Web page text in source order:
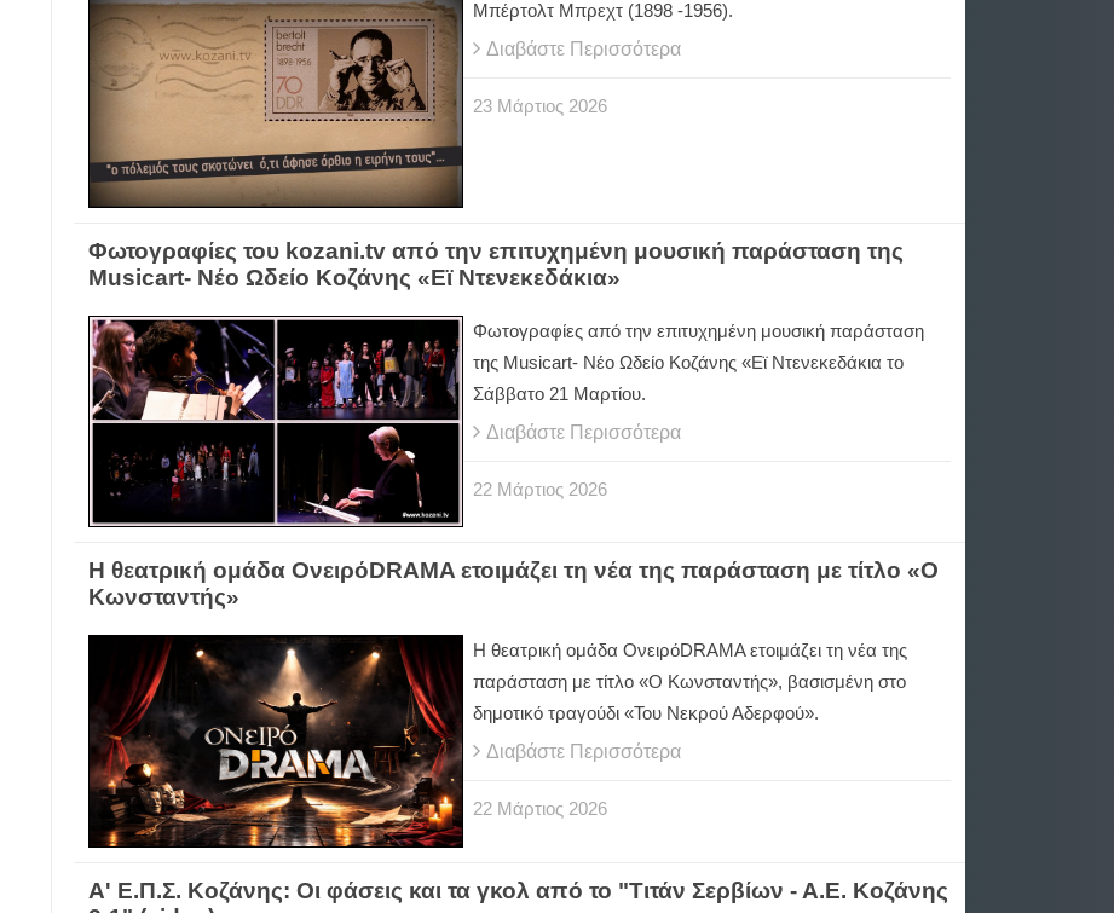
Μπέρτολτ Μπρεχτ (1898 -1956).
Διαβάστε Περισσότερα
23 Μάρτιος 2026
Φωτογραφίες του kozani.tv από την επιτυχημένη μουσική παράσταση της
Musicart- Νέο Ωδείο Κοζάνης «Εϊ Ντενεκεδάκια»
Φωτογραφίες από την επιτυχημένη μουσική παράσταση
της Musicart- Νέο Ωδείο Κοζάνης «Εϊ Ντενεκεδάκια το
Σάββατο 21 Μαρτίου.
Διαβάστε Περισσότερα
22 Μάρτιος 2026
Η θεατρική ομάδα ΟνειρόDRAMA ετοιμάζει τη νέα της παράσταση με τίτλο «Ο
Κωνσταντής»
Η θεατρική ομάδα ΟνειρόDRAMA ετοιμάζει τη νέα της
παράσταση με τίτλο «Ο Κωνσταντής», βασισμένη στο
δημοτικό τραγούδι «Του Νεκρού Αδερφού».
Διαβάστε Περισσότερα
22 Μάρτιος 2026
Α' Ε.Π.Σ. Κοζάνης: Οι φάσεις και τα γκολ από το "Τιτάν Σερβίων - Α.Ε. Κοζάνης